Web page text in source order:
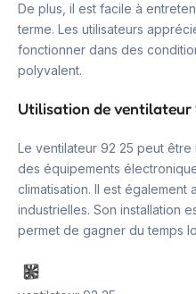
De plus, il est facile à
terme. Les utilisateurs
fonctionner dans des
polyvalent.
Utilisation de ventilateur
Le ventilateur 92 25 peut être
des équipements
climatisation. Il est
industrielles. Son installation
permet de gagner du temps